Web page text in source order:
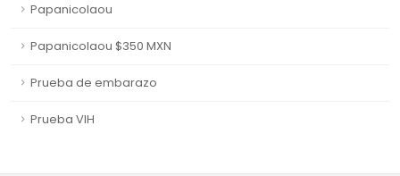
Papanicolaou
Papanicolaou $350 MXN
Prueba de embarazo
Prueba VIH